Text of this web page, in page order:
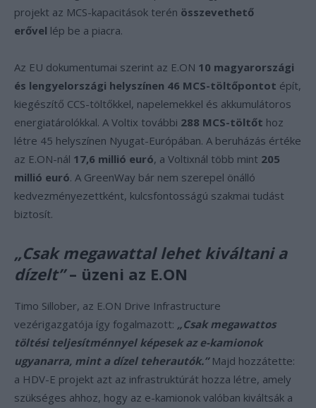
projekt az MCS-kapacitások terén összevethető
erővel lép be a piacra.
Az EU dokumentumai szerint az E.ON 10 magyarországi
és lengyelországi helyszínen 46 MCS-töltőpontot épít,
kiegészítő CCS-töltőkkel, napelemekkel és akkumulátoros
energiatárolókkal. A Voltix további 288 MCS-töltőt hoz
létre 45 helyszínen Nyugat-Európában. A beruházás értéke
az E.ON-nál 17,6 millió euró, a Voltixnál több mint 205
millió euró. A GreenWay bár nem szerepel önálló
kedvezményezettként, kulcsfontosságú szakmai tudást
biztosít.
„Csak megawattal lehet kiváltani a
dízelt”– üzeni az E.ON
Timo Sillober, az E.ON Drive Infrastructure
vezérigazgatója így fogalmazott: „Csak megawattos
töltési teljesítménnyel képesek az e-kamionok
ugyanarra, mint a dízel teherautók.”Majd hozzátette:
a HDV-E projekt azt az infrastruktúrát hozza létre, amely
szükséges ahhoz, hogy az e-kamionok valóban kiváltsák a